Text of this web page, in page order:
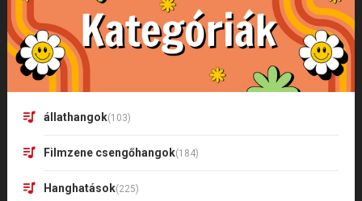
állathangok(103)
Filmzene csengőhangok(184)
Hanghatások(225)